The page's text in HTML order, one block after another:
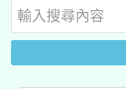
用水績優
動」
桃園市孔
開 智慧啟
2026年桃